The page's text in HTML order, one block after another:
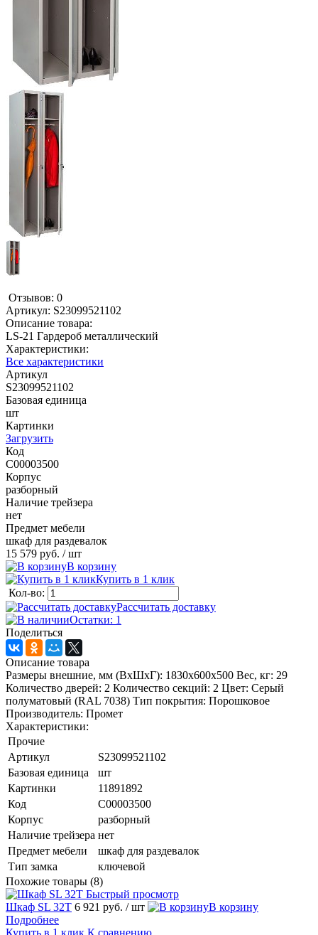
Отзывов: 0
Артикул: S23099521102
Описание товара:
LS-21 Гардероб металлический
Характеристики:
Все характеристики
Артикул
S23099521102
Базовая единица
шт
Картинки
Загрузить
Код
C00003500
Корпус
разборный
Наличие трейзера
нет
Предмет мебели
шкаф для раздевалок
15 579 руб. / шт
В корзину
Купить в 1 клик
Кол-во:
Рассчитать доставку
Остатки: 1
Поделиться
Описание товара
Размеры внешние, мм (ВхШхГ): 1830x600x500 Вес, кг: 29
Количество дверей: 2 Количество секций: 2 Цвет: Серый
полуматовый (RAL 7038) Тип покрытия: Порошковое
Производитель: Промет
Характеристики:
Прочие
Артикул
S23099521102
Базовая единица
шт
Картинки
11891892
Код
C00003500
Корпус
разборный
Наличие трейзера нет
Предмет мебели
шкаф для раздевалок
Тип замка
ключевой
Похожие товары (8)
Быстрый просмотр
Шкаф SL 32T 6 921 руб. / шт
В корзину
Подробнее
Купить в 1 клик К сравнению